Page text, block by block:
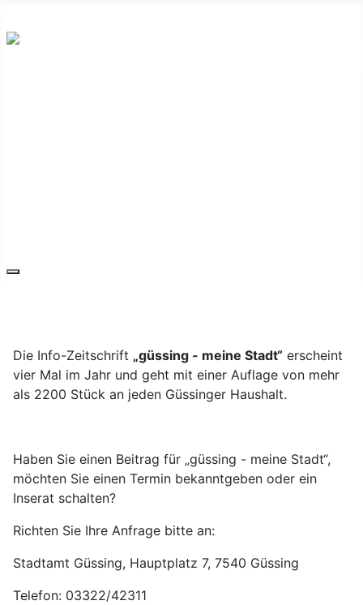
Die Info-Zeitschrift „güssing - meine Stadt“ erscheint
vier Mal im Jahr und geht mit einer Auflage von mehr
als 2200 Stück an jeden Güssinger Haushalt.
Haben Sie einen Beitrag für „güssing - meine Stadt“,
möchten Sie einen Termin bekanntgeben oder ein
Inserat schalten?
Richten Sie Ihre Anfrage bitte an:
Stadtamt Güssing, Hauptplatz 7, 7540 Güssing
Telefon: 03322/42311